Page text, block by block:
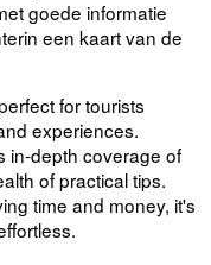
goede informatie
een kaart van de
for tourists
experiences.
in-depth coverage of
of practical tips.
time and money, it's